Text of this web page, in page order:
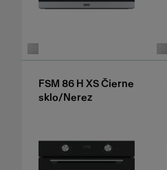
FSM 86 H XS Čierne
sklo/Nerez